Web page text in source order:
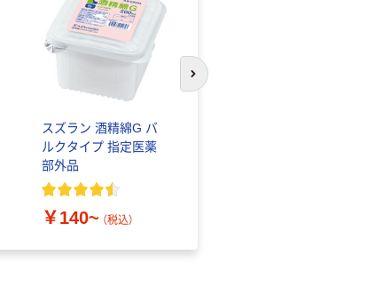
スズラン 酒精綿G バ
ルクタイプ 指定医薬
部外品
￥140~ （税込）
次のスライドへ